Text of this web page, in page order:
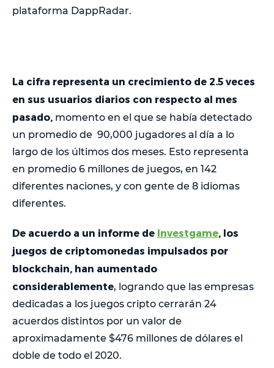
plataforma DappRadar.
La cifra representa un crecimiento de 2.5 veces
en sus usuarios diarios con respecto al mes
pasado, momento en el que se había detectado
un promedio de 90,000 jugadores al día a lo
largo de los últimos dos meses. Esto representa
en promedio 6 millones de juegos, en 142
diferentes naciones, y con gente de 8 idiomas
diferentes.
De acuerdo a un informe de Investgame , los
juegos de criptomonedas impulsados por
blockchain, han aumentado
considerablemente, logrando que las empresas
dedicadas a los juegos cripto cerrarán 24
acuerdos distintos por un valor de
aproximadamente $476 millones de dólares el
doble de todo el 2020.